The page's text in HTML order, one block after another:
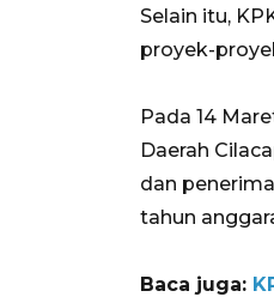
Selain itu,
proyek-
Pada 14
Daerah
dan
tahun
Baca juga: